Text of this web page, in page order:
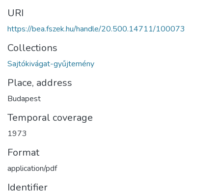
URI
https://bea.fszek.hu/handle/20.500.14711/100073
Collections
Sajtókivágat-gyűjtemény
Place, address
Budapest
Temporal coverage
1973
Format
application/pdf
Identifier